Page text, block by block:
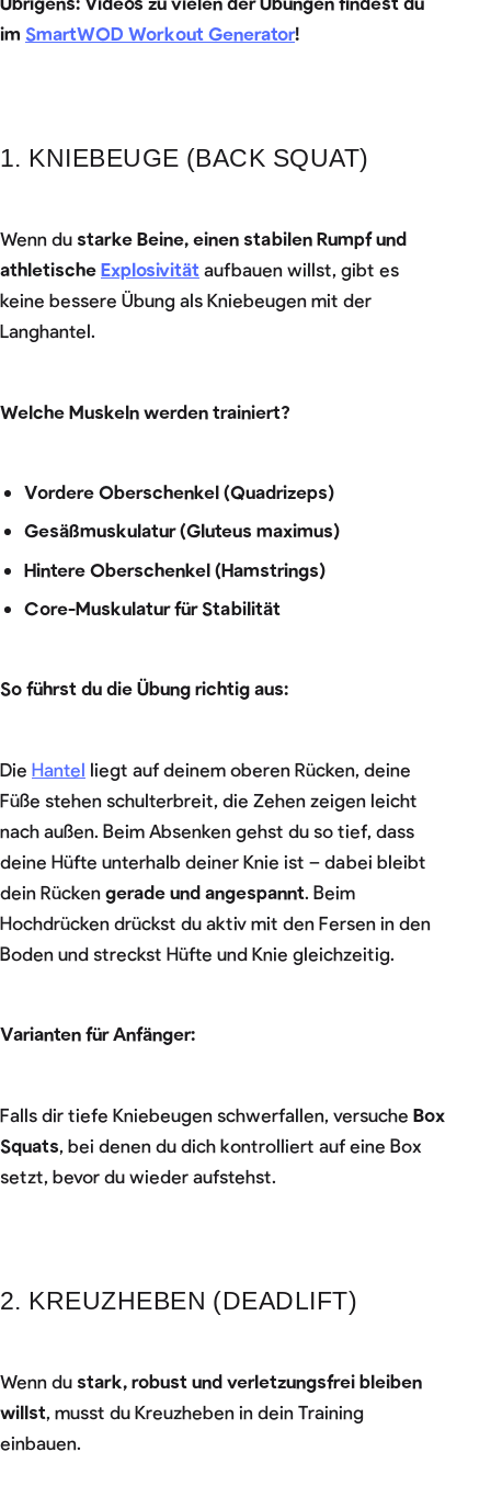
im SmartWOD Workout Generator!
1. KNIEBEUGE (BACK SQUAT)
Wenn du starke Beine, einen stabilen Rumpf und
athletische Explosivität aufbauen willst, gibt es
keine bessere Übung als Kniebeugen mit der
Langhantel.
Welche Muskeln werden trainiert?
Vordere Oberschenkel (Quadrizeps)
Gesäßmuskulatur (Gluteus maximus)
Hintere Oberschenkel (Hamstrings)
Core-Muskulatur für Stabilität
So führst du die Übung richtig aus:
Die Hantel liegt auf deinem oberen Rücken, deine
Füße stehen schulterbreit, die Zehen zeigen leicht
nach außen. Beim Absenken gehst du so tief, dass
deine Hüfte unterhalb deiner Knie ist – dabei bleibt
dein Rücken gerade und angespannt. Beim
Hochdrücken drückst du aktiv mit den Fersen in den
Boden und streckst Hüfte und Knie gleichzeitig.
Varianten für Anfänger:
Falls dir tiefe Kniebeugen schwerfallen, versuche Box
Squats, bei denen du dich kontrolliert auf eine Box
setzt, bevor du wieder aufstehst.
2. KREUZHEBEN (DEADLIFT)
Wenn du stark, robust und verletzungsfrei bleiben
willst, musst du Kreuzheben in dein Training
einbauen.